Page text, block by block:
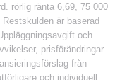
rörlig ränta 6,69, 75 000
är baserad
och
prisförändringar
från
och individuell